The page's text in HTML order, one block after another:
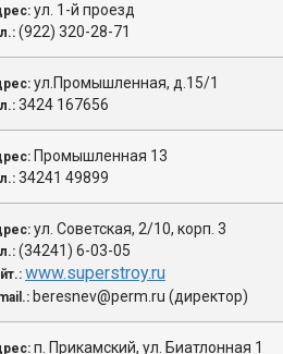
ул. 1-й проезд
(922) 320-28-71
ул.Промышленная, д.15/1
3424 167656
Промышленная 13
34241 49899
ул. Советская, 2/10, корп. 3
(34241) 6-03-05
www.superstroy.ru
beresnev@perm.ru (директор)
п. Прикамский, ул. Биатлонная 1